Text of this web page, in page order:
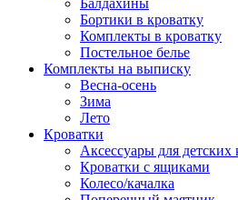
Балдахины
Бортики в кроватку
Комплекты в кроватку
Постельное белье
Комплекты на выписку
Весна-осень
Зима
Лето
Кроватки
Аксессуары для детских
Кроватки с ящиками
Колесо/качалка